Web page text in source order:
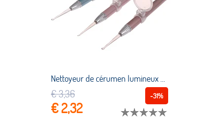
Nettoyeur de cérumen lumineux pour enfants, lampe de poche Portable, dissolvant de cérumen, grossissement 3 fois
-31%
€ 3,36
€ 2,32